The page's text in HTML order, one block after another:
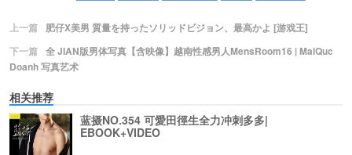
上一篇
肥仔X美男 質量を持ったソリッドビジョン、最高かよ [游戏王]
下一篇 全 JIAN版男体写真【含映像】越南性感男人MensRoom16 | MaiQuc
Doanh 写真艺术
相关推荐
蓝摄NO.354 可愛田徑生全力冲刺多多|
EBOOK+VIDEO